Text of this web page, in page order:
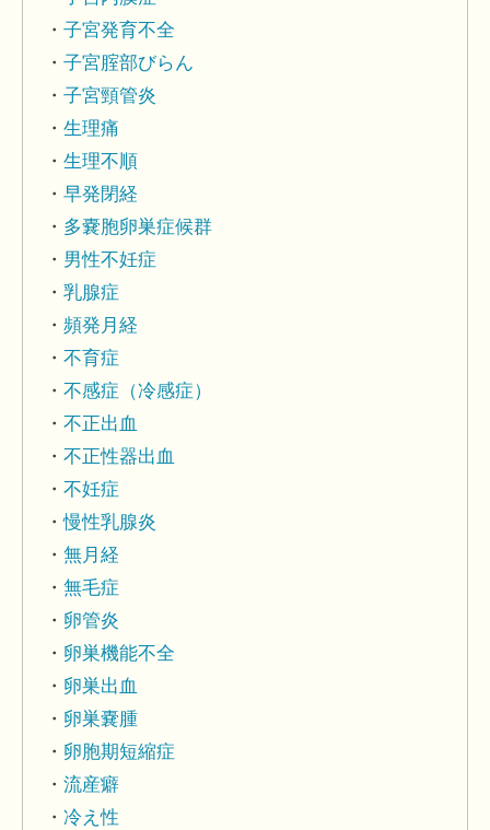
子宮発育不全
子宮腟部びらん
子宮頸管炎
生理痛
生理不順
早発閉経
多嚢胞卵巣症候群
男性不妊症
乳腺症
頻発月経
不育症
不感症（冷感症）
不正出血
不正性器出血
不妊症
慢性乳腺炎
無月経
無毛症
卵管炎
卵巣機能不全
卵巣出血
卵巣嚢腫
卵胞期短縮症
流産癖
冷え性